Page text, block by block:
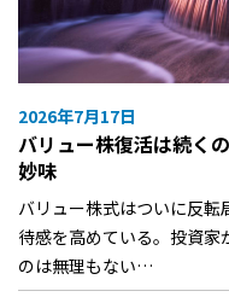
2026年7月17日
バリュー株復活は続く
妙味
バリュー株式はついに反
待感を高めている。投資家
のは無理もない…